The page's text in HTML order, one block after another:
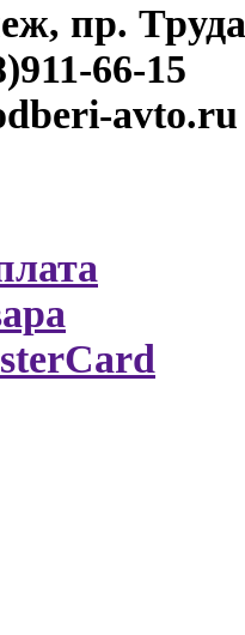
пр.
66-15
avto.ru